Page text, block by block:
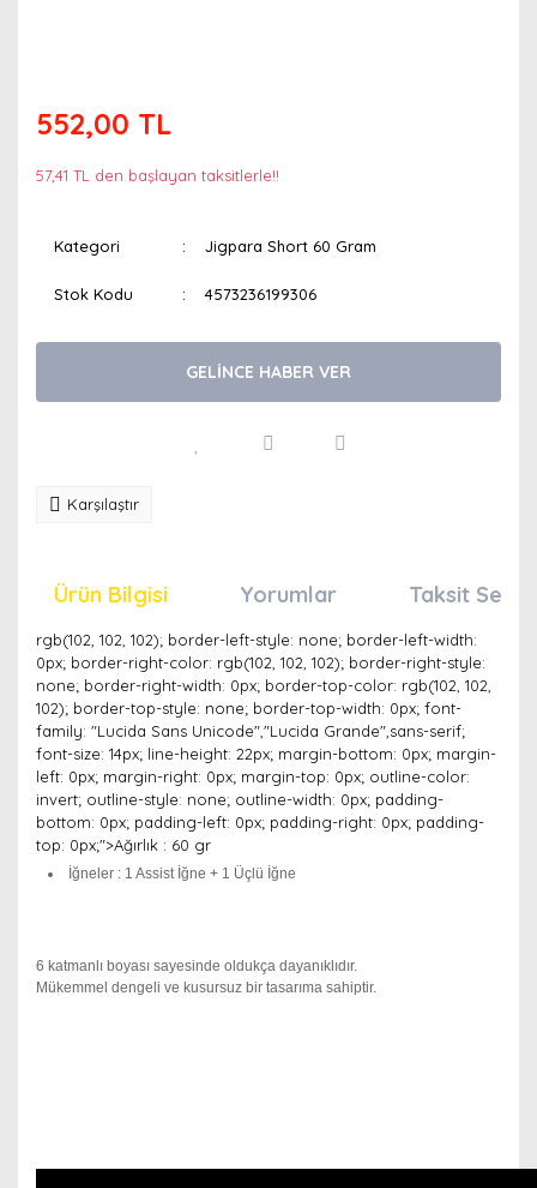
552,00 TL
57,41 TL den başlayan taksitlerle!!
Kategori Jigpara Short 60 Gram
Stok Kodu 4573236199306
GELİNCE HABER VER
Karşılaştır
Ürün Bilgisi Yorumlar Taksit
rgb(102, 102, 102); border-left-style: none; border-left-width:
0px; border-right-color: rgb(102, 102, 102); border-right-style:
none; border-right-width: 0px; border-top-color: rgb(102, 102,
102); border-top-style: none; border-top-width: 0px; font-
family: "Lucida Sans Unicode","Lucida Grande",sans-serif;
font-size: 14px; line-height: 22px; margin-bottom: 0px; margin-
left: 0px; margin-right: 0px; margin-top: 0px; outline-color:
invert; outline-style: none; outline-width: 0px; padding-
bottom: 0px; padding-left: 0px; padding-right: 0px; padding-
top: 0px;">Ağırlık : 60 gr
İğneler : 1 Assist İğne + 1 Üçlü İğne
6 katmanlı boyası sayesinde oldukça dayanıklıdır.
Mükemmel dengeli ve kusursuz bir tasarıma sahiptir.